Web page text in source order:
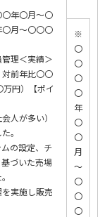
年〇月～〇
月～〇〇〇
理＜実績＞
前年比〇〇
円）【ポイ
人が多い）
。
の設定、チ
づいた売場
実施し販売
※
〇
〇
〇
〇
年
〇
〇
月
～
〇
〇
〇